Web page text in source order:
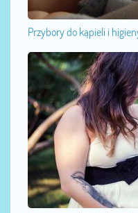
Przybory do kąpieli i